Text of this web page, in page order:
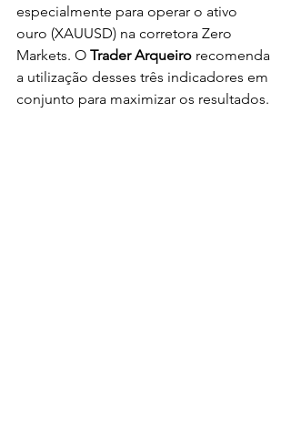
especialmente para operar o ativo
ouro (XAUUSD) na corretora Zero
Markets. O Trader Arqueiro recomenda
a utilização desses três indicadores em
conjunto para maximizar os resultados.